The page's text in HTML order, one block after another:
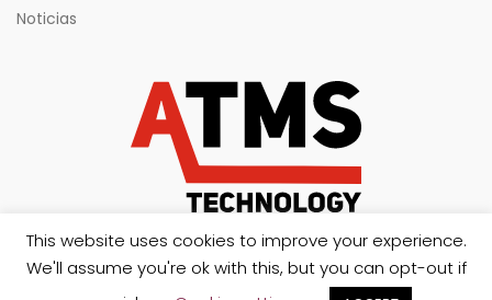
Noticias
This website uses cookies to improve your experience.
We'll assume you're ok with this, but you can opt-out if